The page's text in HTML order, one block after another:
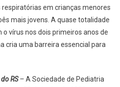
em crianças menores
mais jovens. A quase totalidade
vírus nos dois primeiros anos de
cria uma barreira essencial para
RS– A Sociedade de Pediatria